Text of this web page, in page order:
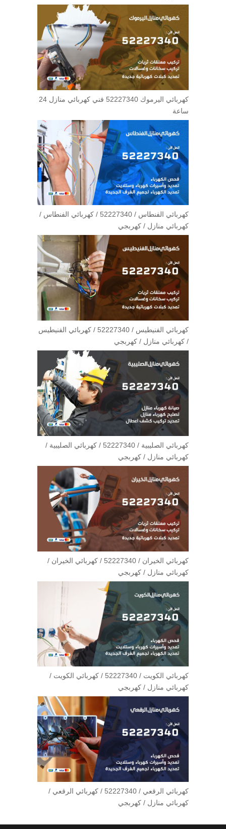
كهربائي اليرموك 52227340 فني كهربائي منازل 24
ساعة
كهربائي الفنطاس / 52227340 / كهربائي الفنطاس /
كهربائي منازل / كهربجي
كهربائي الفنيطيس / 52227340 / كهربائي الفنيطيس
/ كهربائي منازل / كهربجي
كهربائي الصليبية / 52227340 / كهربائي الصليبية /
كهربائي منازل / كهربجي
كهربائي الخيران / 52227340 / كهربائي الخيران /
كهربائي منازل / كهربجي
كهربائي الكويت / 52227340 / كهربائي الكويت /
كهربائي منازل / كهربجي
كهربائي الرقعي / 52227340 / كهربائي الرقعي /
كهربائي منازل / كهربجي